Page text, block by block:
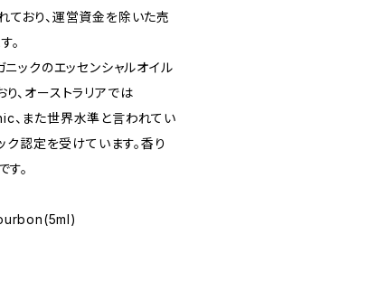
ており、運営資金を除いた売
。
ックのエッセンシャルオイル
、オーストラリアでは
また世界水準と言われてい
認定を受けています。香り
。